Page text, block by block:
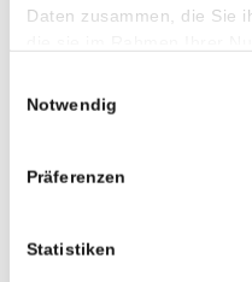
Daten zusammen, die Sie
Notwendig
Präferenzen
Statistiken
möglicher Anwärter.
Anwaltskanzlei Paul
Kandidaten. Atkins ist